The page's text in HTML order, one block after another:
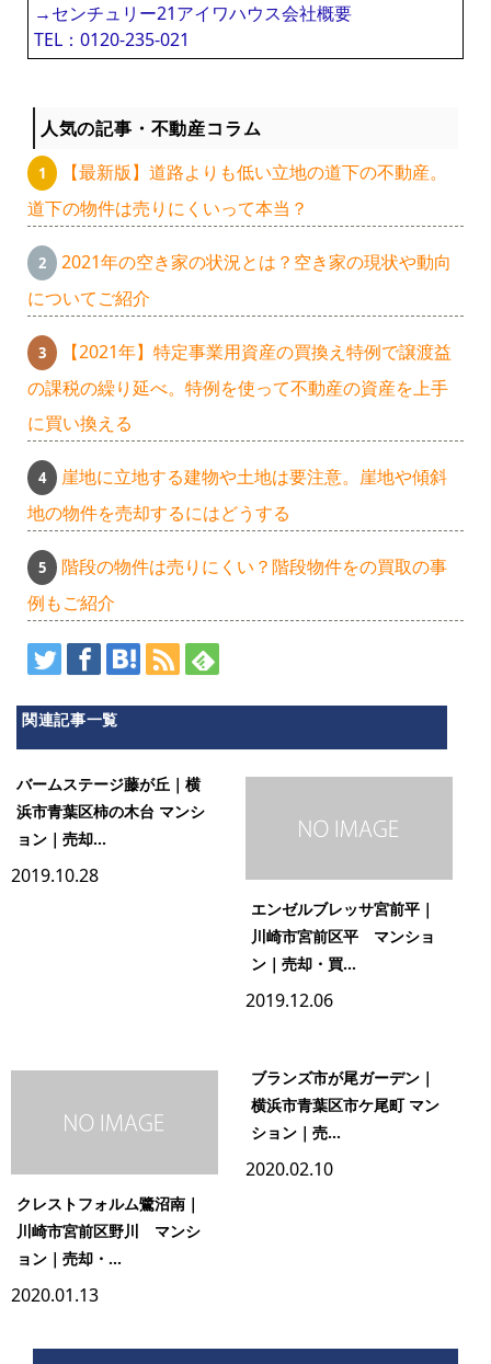
→センチュリー21アイワハウス会社概要
TEL：0120-235-021
人気の記事・不動産コラム
【最新版】道路よりも低い立地の道下の不動産。
道下の物件は売りにくいって本当？
2021年の空き家の状況とは？空き家の現状や動向
についてご紹介
【2021年】特定事業用資産の買換え特例で譲渡益
の課税の繰り延べ。特例を使って不動産の資産を上手
に買い換える
崖地に立地する建物や土地は要注意。崖地や傾斜
地の物件を売却するにはどうする
階段の物件は売りにくい？階段物件をの買取の事
例もご紹介
関連記事一覧
バームステージ藤が丘｜横
浜市青葉区柿の木台 マンシ
ョン｜売却...
2019.10.28
エンゼルブレッサ宮前平｜
川崎市宮前区平 マンショ
ン｜売却・買...
2019.12.06
クレストフォルム鷺沼南｜
川崎市宮前区野川 マンシ
ョン｜売却・...
2020.01.13
ブランズ市が尾ガーデン｜
横浜市青葉区市ケ尾町 マン
ション｜売...
2020.02.10